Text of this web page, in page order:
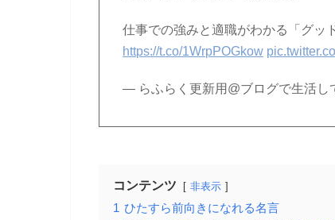
仕事での強みと適職がわかる「グッ
https://t.co/1WrpPOGkow
— らふらく更新用@ブログで生活し
コンテンツ 非表示
1 ひたすら前向きになれる名言